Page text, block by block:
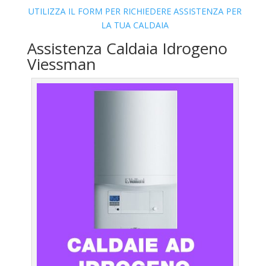
UTILIZZA IL FORM PER RICHIEDERE ASSISTENZA PER
LA TUA CALDAIA
Assistenza Caldaia Idrogeno
Viessman